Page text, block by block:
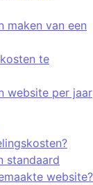
maken van een
te
website per jaar
standaard
website?